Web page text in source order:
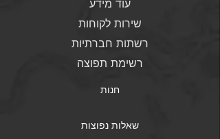
עוד מידע
שירות לקוחות
רשתות חברתיות
רשימת תפוצה
חנות
שאלות נפוצות